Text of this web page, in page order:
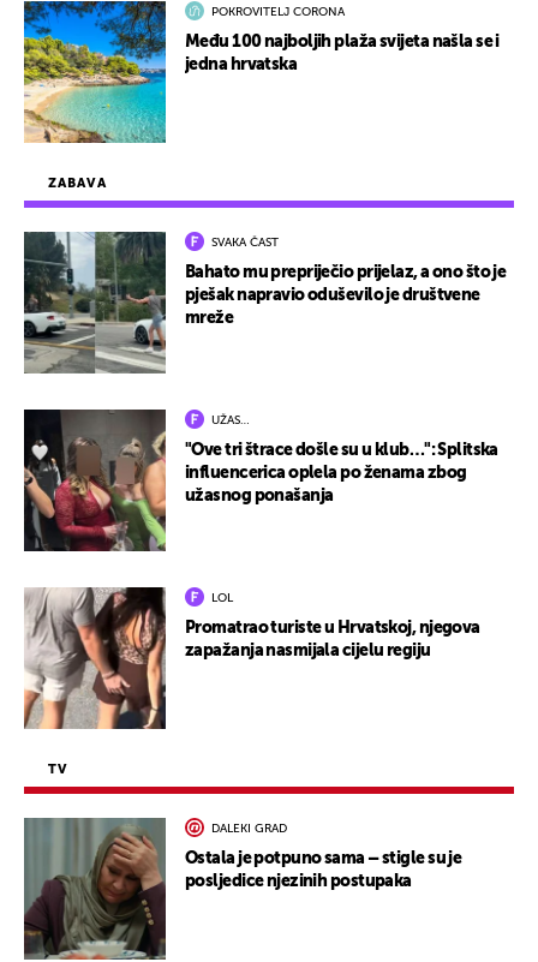
ZABAVA
SVAKA ČAST
Bahato mu prepriječio prijelaz, a ono što je
pješak napravio oduševilo je društvene
mreže
UŽAS…
"Ove tri štrace došle su u klub…": Splitska
influencerica oplela po ženama zbog
užasnog ponašanja
LOL
Promatrao turiste u Hrvatskoj, njegova
zapažanja nasmijala cijelu regiju
TV
DALEKI GRAD
Ostala je potpuno sama – stigle su je
posljedice njezinih postupaka
POKROVITELJ CORONA
Među 100 najboljih plaža svijeta našla se i
jedna hrvatska